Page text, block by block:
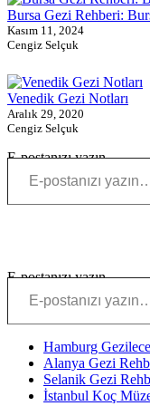
Bursa Gezi Rehberi:
Kasım 11, 2024
Cengiz Selçuk
Venedik Gezi Notları
Aralık 29, 2020
Cengiz Selçuk
E-postanızı yazın…
E-postanızı yazın…
Hamburg
Alanya Gezi
Selanik Gezi
İstanbul Koç